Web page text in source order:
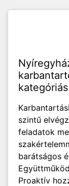
szintű
feladatok
barátságos
Proaktív